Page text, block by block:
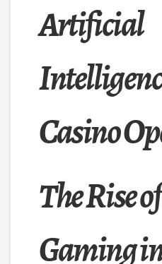
Artificial
Casino
The Rise
Gaming